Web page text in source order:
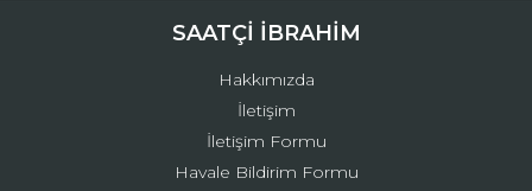
Ürün fiyatı diğer sitelerden daha pahalı.
SAATÇİ İBRAHİM
Hakkımızda
İletişim
İletişim Formu
Havale Bildirim Formu